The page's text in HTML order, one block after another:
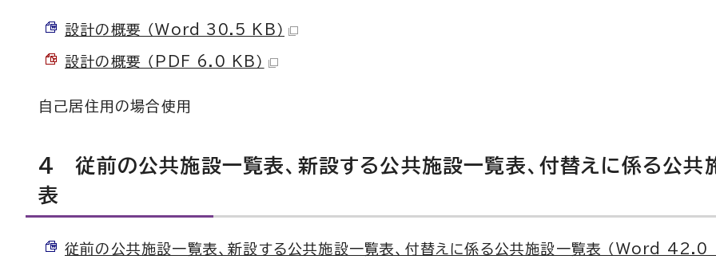
設計の概要 （Word 30.5 KB）
設計の概要 （PDF 6.0 KB）
自己居住用の場合使用
4 従前の公共施設一覧表、新設する公共施設一覧表、付替えに係る公共
表
従前の公共施設一覧表、新設する公共施設一覧表、付替えに係る公共施設一覧表 （Word 42.0